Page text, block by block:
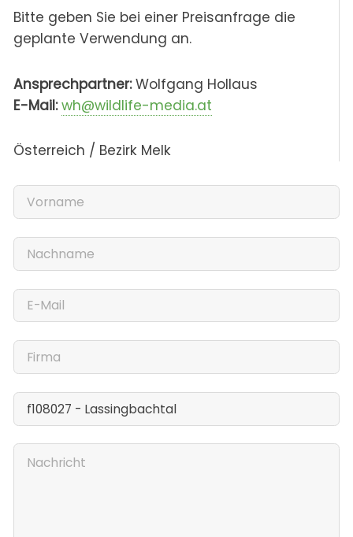
Bitte geben Sie bei einer Preisanfrage die
geplante Verwendung an.
Ansprechpartner:Wolfgang Hollaus
E-Mail: wh@wildlife-media.at
Österreich / Bezirk Melk